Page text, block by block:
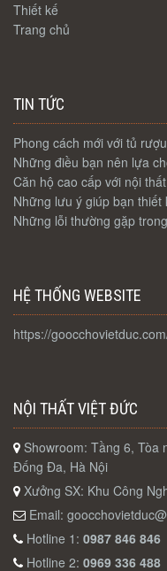
Thiết kế
Trang chủ
TIN TỨC
Phong cách mới với tủ
Những điều bạn nên lựa
Căn hộ cao cấp với nội
Những lưu ý giúp bạn thiết
Những lỗi thường gặp
HỆ THỐNG WEBSITE
https://
NỘI THẤT VIỆT ĐỨC
Showroom: Tầng 6, Tòa
Đống Đa, Hà Nội
Xưởng SX: Khu Công
Email:
Hotline 1: 0987 846 846
Hotline 2: 0969 336 488